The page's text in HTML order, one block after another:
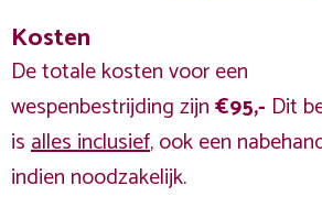
Kosten
De totale kosten voor een
wespenbestrijding zijn€95,- Dit
isalles inclusief, ook een
indien noodzakelijk.